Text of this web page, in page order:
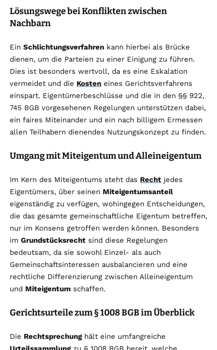
Lösungswege bei Konflikten zwischen
Nachbarn
Ein Schlichtungsverfahren kann hierbei als Brücke
dienen, um die Parteien zu einer Einigung zu führen.
Dies ist besonders wertvoll, da es eine Eskalation
vermeidet und die Kosten eines Gerichtsverfahrens
einspart. Eigentümerbeschlüsse und die in den §§ 922,
745 BGB vorgesehenen Regelungen unterstützen dabei,
ein faires Miteinander und ein nach billigem Ermessen
allen Teilhabern dienendes Nutzungskonzept zu finden.
Umgang mit Miteigentum und Alleineigentum
Im Kern des Miteigentums steht das Recht jedes
Eigentümers, über seinen Miteigentumsanteil
eigenständig zu verfügen, wohingegen Entscheidungen,
die das gesamte gemein­schaftliche Eigentum betreffen,
nur im Konsens getroffen werden können. Besonders
im Grundstücksrecht sind diese Regelungen
bedeutsam, da sie sowohl Einzel- als auch
Gemeinschaftsinteressen ausbalancieren und eine
rechtliche Differenzierung zwischen Alleineigentum
und Miteigentum schaffen.
Gerichtsurteile zum § 1008 BGB im Überblick
Die Rechtsprechunghält eine umfangreiche